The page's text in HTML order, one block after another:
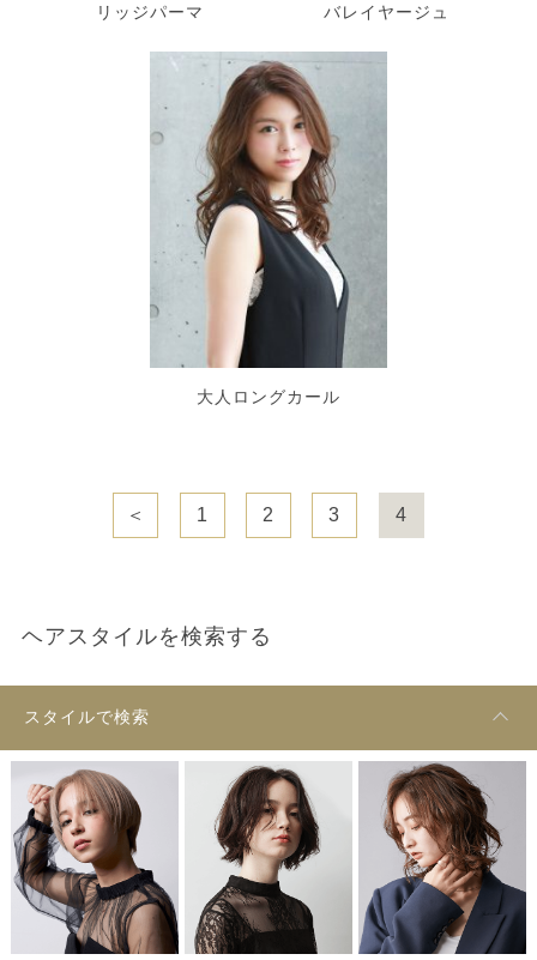
リッジパーマ バレイヤージュ
大人ロングカール
＜ 1 2 3 4
ヘアスタイルを検索する
スタイルで検索